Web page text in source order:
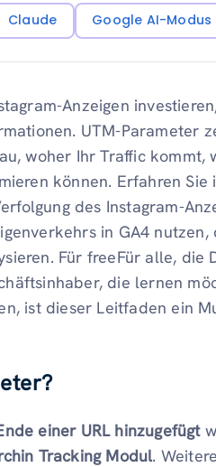
Claude Google AI-Modus
Anzeigen
UTM-Parameter
woher Ihr Traffic
können. Erfahren
des Instagram-
in GA4
Für freeFür alle, die
die lernen
ist dieser Leitfaden ein
einer URL hinzugefügt
Tracking Modul.